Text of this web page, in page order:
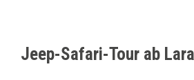
Jeep-Safari-Tour ab Lara